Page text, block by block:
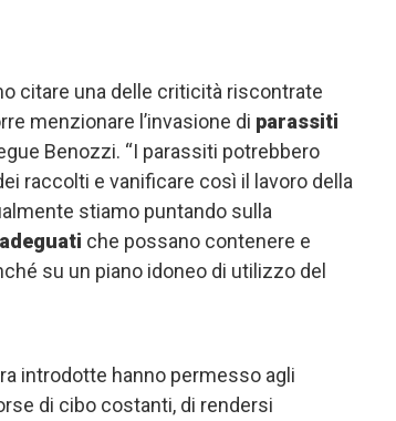
citare una delle criticità riscontrate
menzionare l’invasione di parassiti
Benozzi. “I parassiti potrebbero
raccolti e vanificare così il lavoro della
stiamo puntando sulla
che possano contenere e
su un piano idoneo di utilizzo del
introdotte hanno permesso agli
di cibo costanti, di rendersi